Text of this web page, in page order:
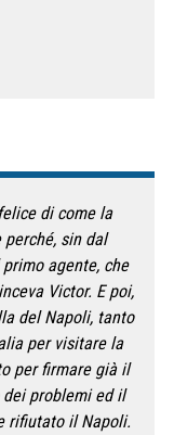
di come la
sin dal
agente, che
Victor. E poi,
del Napoli, tanto
per visitare la
per firmare già il
problemi ed il
rifiutato il Napoli.